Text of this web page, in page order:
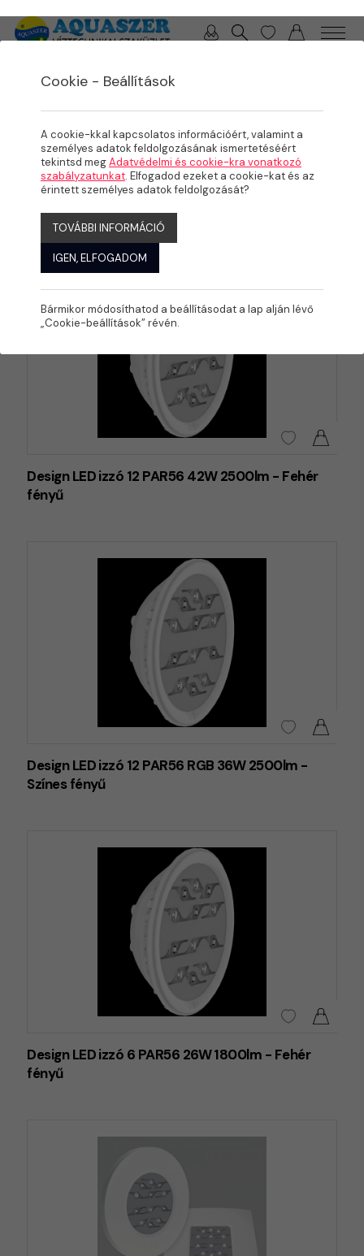
TERMÉKEK/MEDENCE/ BEÉPÍTŐ ELEMEK
Víz alatti reflektorok,
ledes világítás
KATEGÓRIÁK
Design LED izzó 12 PAR56 42W 2500lm - Fehér
fényű
Design LED izzó 12 PAR56 RGB 36W 2500lm -
Színes fényű
Design LED izzó 6 PAR56 26W 1800lm - Fehér
fényű
Cookie - Beállítások
A cookie-kkal kapcsolatos információért, valamint a
személyes adatok feldolgozásának ismertetéséért
tekintsd megAdatvédelmi és cookie-kra vonatkozó
szabályzatunkat. Elfogadod ezeket a cookie-kat és az
érintett személyes adatok feldolgozását?
TOVÁBBI INFORMÁCIÓ
IGEN, ELFOGADOM
Bármikor módosíthatod a beállításodat a lap alján lévő
„Cookie-beállítások” révén.